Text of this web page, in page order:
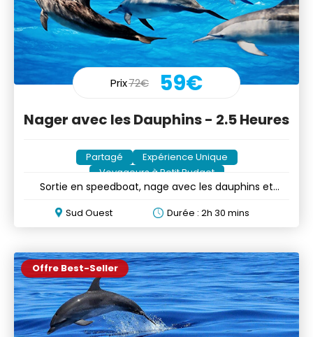
Prix72€ 59€
Nager avec les Dauphins - 2.5 Heures
Partagé
Expérience Unique
Voyageurs à Petit Budget
Sortie en speedboat, nage avec les dauphins et
Sud Ouest Durée : 2h 30 mins
Offre Best-Seller